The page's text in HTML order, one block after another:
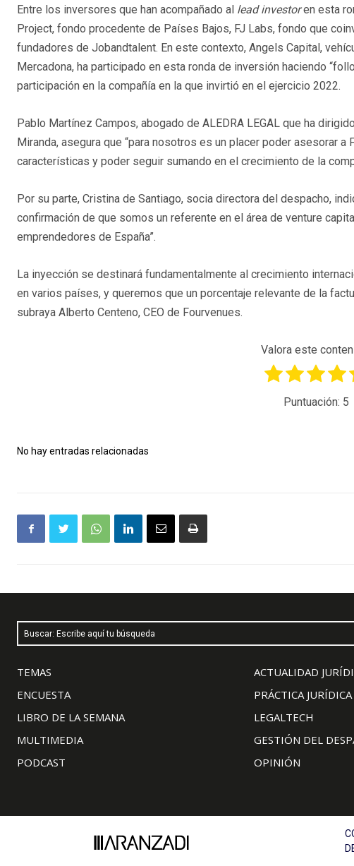
Entre los inversores que han acompañado al lead investoren esta
Project, fondo procedente de Países Bajos, FJ Labs, fondo que
fundadores de Jobandtalent. En este contexto, Angels Capital,
Mercadona, ha participado en esta ronda de inversión haciendo
participación en la compañía en la que invirtió en el ejercicio 2022.
Pablo Martínez Campos, abogado de ALEDRA LEGAL que ha
Miranda, asegura que “para nosotros es un placer poder asesorar
características y poder seguir sumando en el crecimiento de la
Por su parte, Cristina de Santiago, socia directora del despacho,
confirmación de que somos un referente en el área de venture
emprendedores de España”.
La inyección se destinará fundamentalmente al crecimiento
en varios países, y queremos que un porcentaje relevante de la
subraya Alberto Centeno, CEO de Fourvenues.
Valora este
Puntuación: 5
No hay entradas relacionadas
Buscar: Escribe aquí tu búsqueda
TEMAS
ENCUESTA
LIBRO DE LA SEMANA
MULTIMEDIA
PODCAST
ACTUALIDAD
PRÁCTICA JURÍDICA
LEGALTECH
GESTIÓN DEL
OPINIÓN